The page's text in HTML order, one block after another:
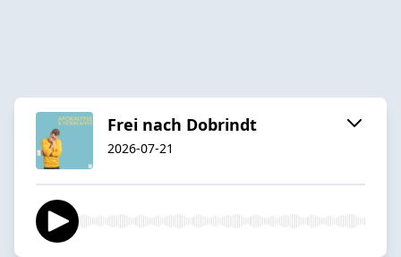
Frei nach Dobrindt
2026-07-21